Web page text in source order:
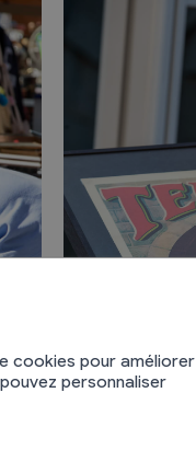
cookies pour améliorer
personnaliser